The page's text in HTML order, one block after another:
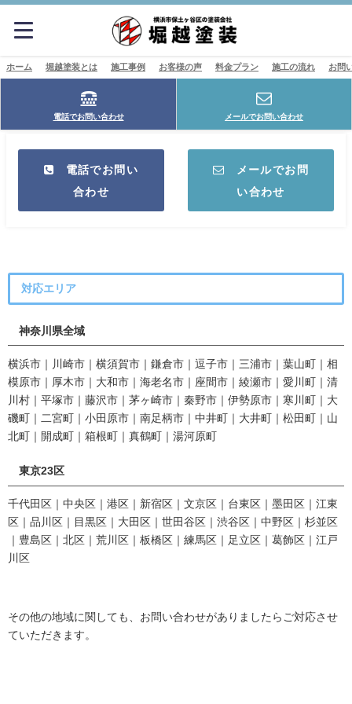
ホーム 堀越塗装とは 施工事例 お客様の声 料金プラン 施工の流れ お問
電話でお問い合わせ メールでお問い合わせ
電話でお問い
合わせ
メールでお問
い合わせ
対応エリア
神奈川県全域
横浜市｜川崎市｜横須賀市｜鎌倉市｜逗子市｜三浦市｜葉山町｜相
模原市｜厚木市｜大和市｜海老名市｜座間市｜綾瀬市｜愛川町｜清
川村｜平塚市｜藤沢市｜茅ヶ崎市｜秦野市｜伊勢原市｜寒川町｜大
磯町｜二宮町｜小田原市｜南足柄市｜中井町｜大井町｜松田町｜山
北町｜開成町｜箱根町｜真鶴町｜湯河原町
東京23区
千代田区｜中央区｜港区｜新宿区｜文京区｜台東区｜墨田区｜江東
区｜品川区｜目黒区｜大田区｜世田谷区｜渋谷区｜中野区｜杉並区
｜豊島区｜北区｜荒川区｜板橋区｜練馬区｜足立区｜葛飾区｜江戸
川区
その他の地域に関しても、お問い合わせがありましたらご対応させ
ていただきます。